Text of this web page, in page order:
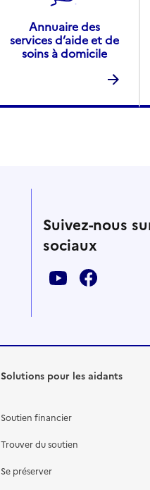
Annuaire des
services d’aide et de
soins à domicile
Suivez-nous
sociaux
Solutions pour les aidants
Soutien financier
Trouver du soutien
Se préserver